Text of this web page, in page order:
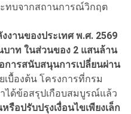
ทบจากสถานการณ์วิกฤต
งานของประเทศ พ.ศ. 2569
บาท ในส่วนของ 2 แสนล้าน
การสนับสนุนการเปลี่ยนผ่าน
เบื้องต้น โครงการที่กรม
ได้ข้อสรุปเกือบสมบูรณ์แล้ว
รือปรับปรุงเงื่อนไขเพียงเล็ก